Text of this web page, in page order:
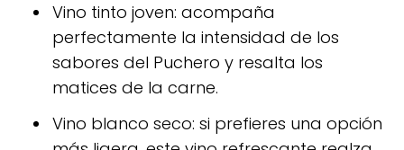
Vino tinto joven: acompaña
perfectamente la intensidad de los
sabores del Puchero y resalta los
matices de la carne.
Vino blanco seco: si prefieres una opción